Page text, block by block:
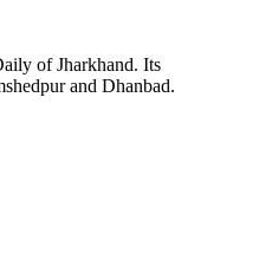
of Jharkhand. Its
and Dhanbad.